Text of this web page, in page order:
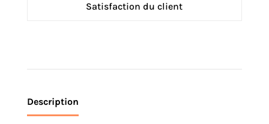
Satisfaction du client
Description